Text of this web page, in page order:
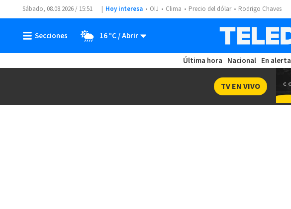
Sábado, 08.08.2026 / 15:51 Hoy interesa OIJ Clima Precio del dólar Rodrigo Chaves
16 ºC
Última hora Nacional En alerta
TV EN VIVO